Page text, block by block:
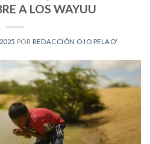
A LOS WAYUU
POR REDACCIÓN OJO PELAO'